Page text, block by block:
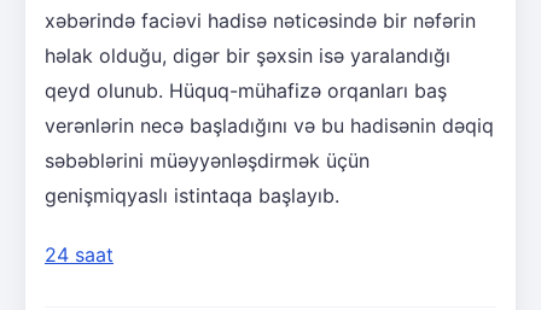
xəbərində faciəvi hadisə nəticəsində bir nəfərin
həlak olduğu, digər bir şəxsin isə yaralandığı
qeyd olunub. Hüquq-mühafizə orqanları baş
verənlərin necə başladığını və bu hadisənin dəqiq
səbəblərini müəyyənləşdirmək üçün
genişmiqyaslı istintaqa başlayıb.
24 saat